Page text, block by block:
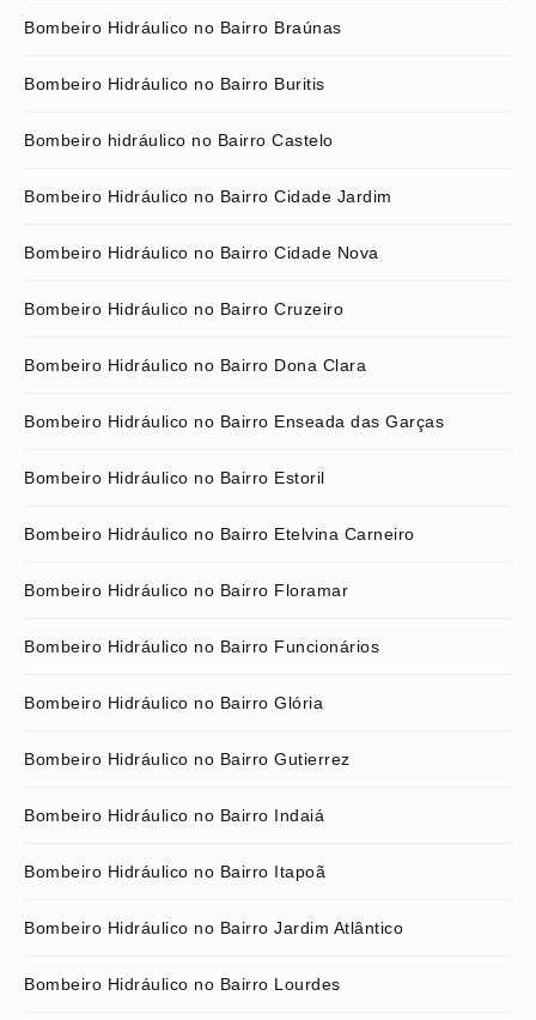
Bombeiro Hidráulico no Bairro Braúnas
Bombeiro Hidráulico no Bairro Buritis
Bombeiro hidráulico no Bairro Castelo
Bombeiro Hidráulico no Bairro Cidade Jardim
Bombeiro Hidráulico no Bairro Cidade Nova
Bombeiro Hidráulico no Bairro Cruzeiro
Bombeiro Hidráulico no Bairro Dona Clara
Bombeiro Hidráulico no Bairro Enseada das Garças
Bombeiro Hidráulico no Bairro Estoril
Bombeiro Hidráulico no Bairro Etelvina Carneiro
Bombeiro Hidráulico no Bairro Floramar
Bombeiro Hidráulico no Bairro Funcionários
Bombeiro Hidráulico no Bairro Glória
Bombeiro Hidráulico no Bairro Gutierrez
Bombeiro Hidráulico no Bairro Indaiá
Bombeiro Hidráulico no Bairro Itapoã
Bombeiro Hidráulico no Bairro Jardim Atlântico
Bombeiro Hidráulico no Bairro Lourdes